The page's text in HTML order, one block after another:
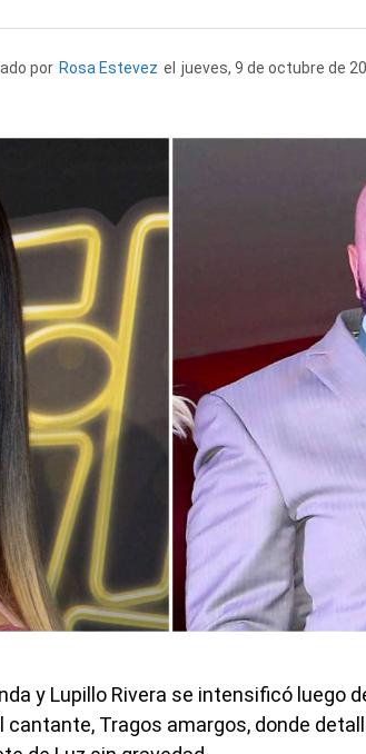
por Rosa Estevez el jueves, 9 de octubre de
y Lupillo Rivera se intensificó luego
cantante, Tragos amargos, donde